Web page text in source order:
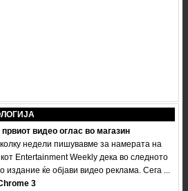
првиот видео оглас во магазин
недели пишувавме за намерата на
Entertainment Weekly дека во следното
издание ќе објави видео реклама. Сега ...
3